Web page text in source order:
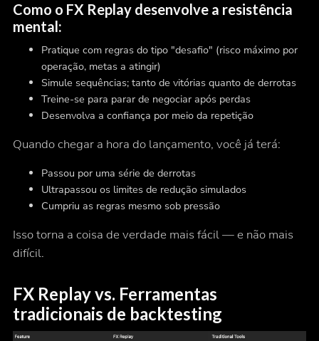
Como o FX Replay desenvolve a resistência
mental:
Pratique com regras do tipo "desafio" (risco máximo por
operação, metas a atingir)
Simule sequências; tanto de vitórias quanto de derrotas
Treine-se para parar de negociar após perdas
Desenvolva a confiança por meio da repetição
Quando chegar a hora do lançamento, você já terá:
Passou por uma série de derrotas
Ultrapassou os limites de redução simulados
Cumpriu as regras mesmo sob pressão
Isso torna a coisa de verdade mais fácil — e não mais
difícil.
FX Replay vs. Ferramentas
tradicionais de backtesting